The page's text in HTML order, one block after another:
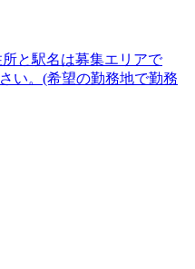
と駅名は募集エリアで
い。(希望の勤務地で勤務